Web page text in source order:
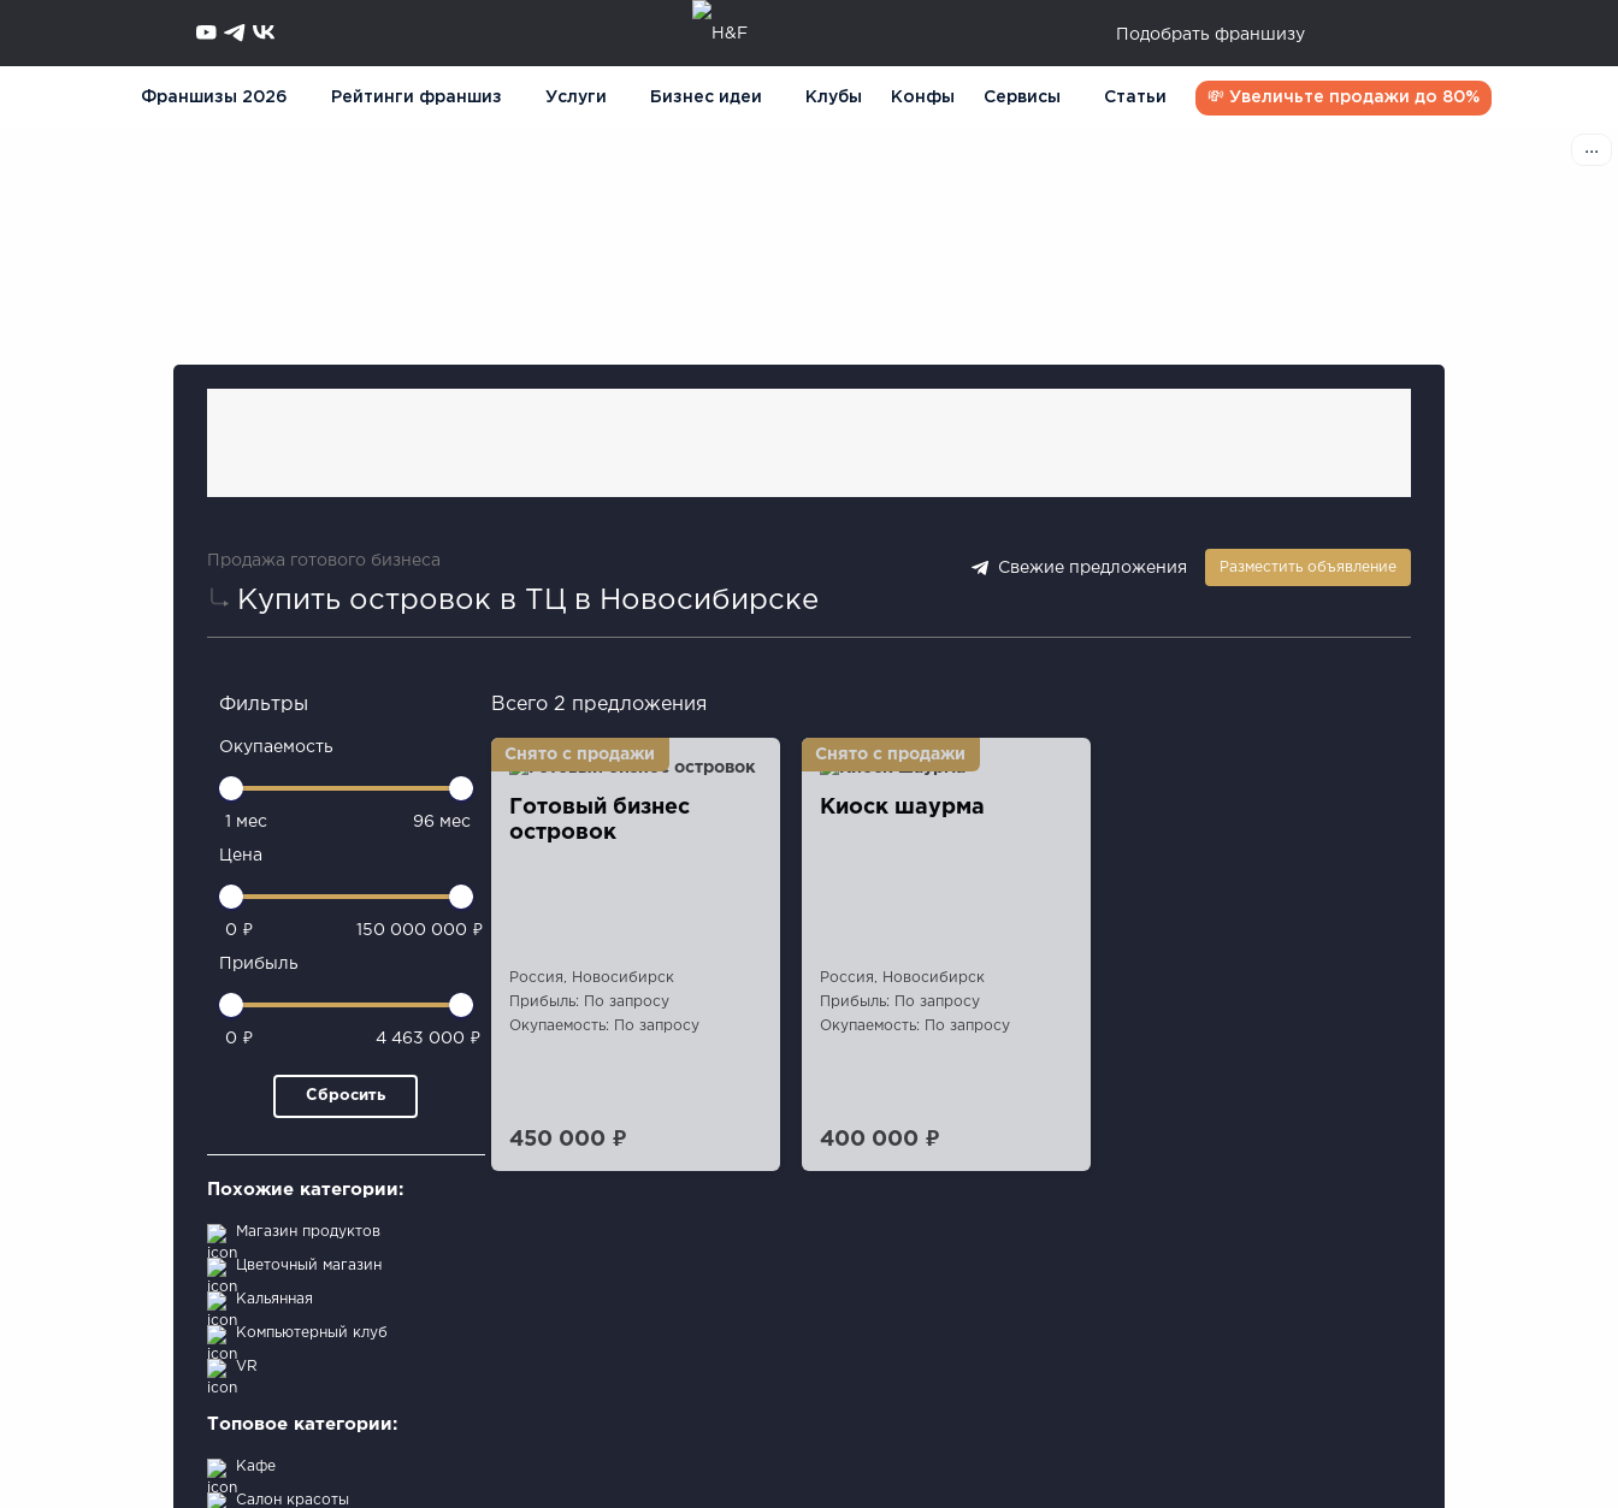
Подобрать франшизу
Франшизы 2026 Рейтинги франшиз Услуги Бизнес идеи Клубы Конфы Сервисы Статьи 💸 Увеличьте продажи до 80%
Продажа готового бизнеса
Купить островок в ТЦ в Новосибирске
Свежие предложения Разместить объявление
Фильтры
Окупаемость
1 мес 96 мес
Цена
0 ₽ 150 000 000 ₽
Прибыль
0 ₽ 4 463 000 ₽
Сбросить
Похожие категории:
Магазин продуктов
Цветочный магазин
Кальянная
Компьютерный клуб
VR
Топовое категории:
Кафе
Салон красоты
Всего 2 предложения
Готовый бизнес
островок
Россия, Новосибирск
Прибыль: По запросу
Окупаемость: По запросу
450 000 ₽
Киоск шаурма
Россия, Новосибирск
Прибыль: По запросу
Окупаемость: По запросу
400 000 ₽